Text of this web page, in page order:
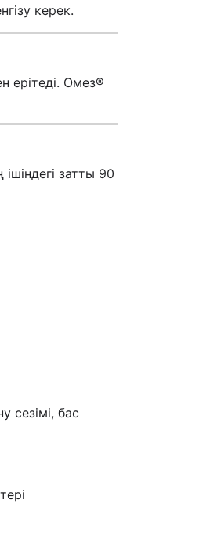
керек.
ерітеді. Омез®
затты 90
сезімі, бас